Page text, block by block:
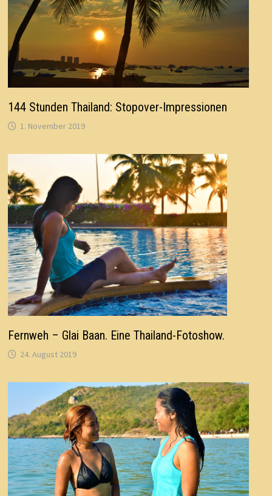
144 Stunden Thailand: Stopover-Impressionen
1. November 2019
Fernweh – Glai Baan. Eine Thailand-Fotoshow.
24. August 2019